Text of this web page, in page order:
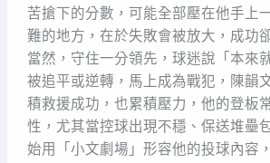
苦搶下的分數，可能全部壓在他手上
難的地方，在於失敗會被放大，成功
當然，守住一分領先，球迷說「本來
被追平或逆轉，馬上成為戰犯，陳韻
積救援成功，也累積壓力，他的登板
性，尤其當控球出現不穩、保送堆壘
始用「小文劇場」形容他的投球內容